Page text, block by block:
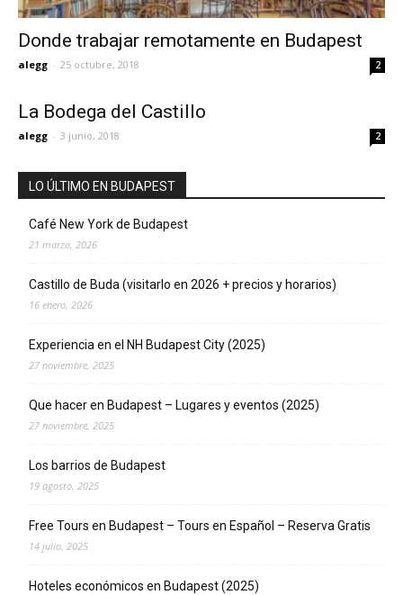
Donde trabajar remotamente en Budapest
alegg - 25 octubre, 2018 2
La Bodega del Castillo
alegg - 3 junio, 2018 2
LO ÚLTIMO EN BUDAPEST
Café New York de Budapest
21 marzo, 2026
Castillo de Buda (visitarlo en 2026 + precios y horarios)
16 enero, 2026
Experiencia en el NH Budapest City (2025)
27 noviembre, 2025
Que hacer en Budapest – Lugares y eventos (2025)
27 noviembre, 2025
Los barrios de Budapest
19 agosto, 2025
Free Tours en Budapest – Tours en Español – Reserva Gratis
14 julio, 2025
Hoteles económicos en Budapest (2025)